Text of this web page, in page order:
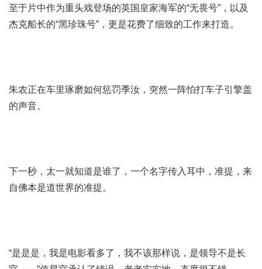
至于片中作为重头戏登场的英国皇家海军的“无畏号”，以及
杰克船长的“黑珍珠号”，更是花费了细致的工作来打造。
朱农正在车里琢磨如何惩罚季汝，突然一阵怕打车子引擎盖
的声音。
下一秒，太一就知道是谁了，一个名字传入耳中，准提，来
自佛本是道世界的准提。
“是是是，我是电影看多了，我不该那样说，是领导不是长